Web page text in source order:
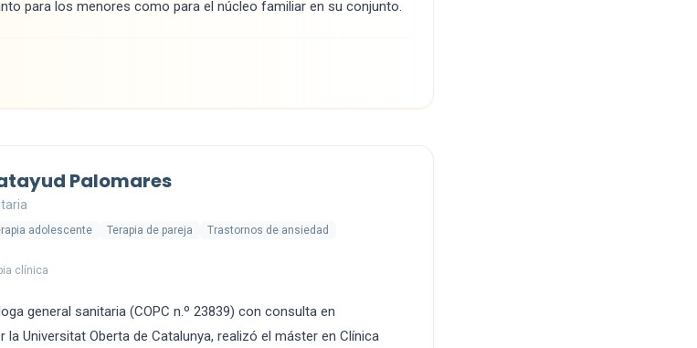
para los menores como para el núcleo familiar en su conjunto.
Palomares
adolescente Terapia de pareja
Trastornos de ansiedad
clínica
general sanitaria (COPC n.º 23839) con consulta en
Universitat Oberta de Catalunya, realizó el máster en Clínica